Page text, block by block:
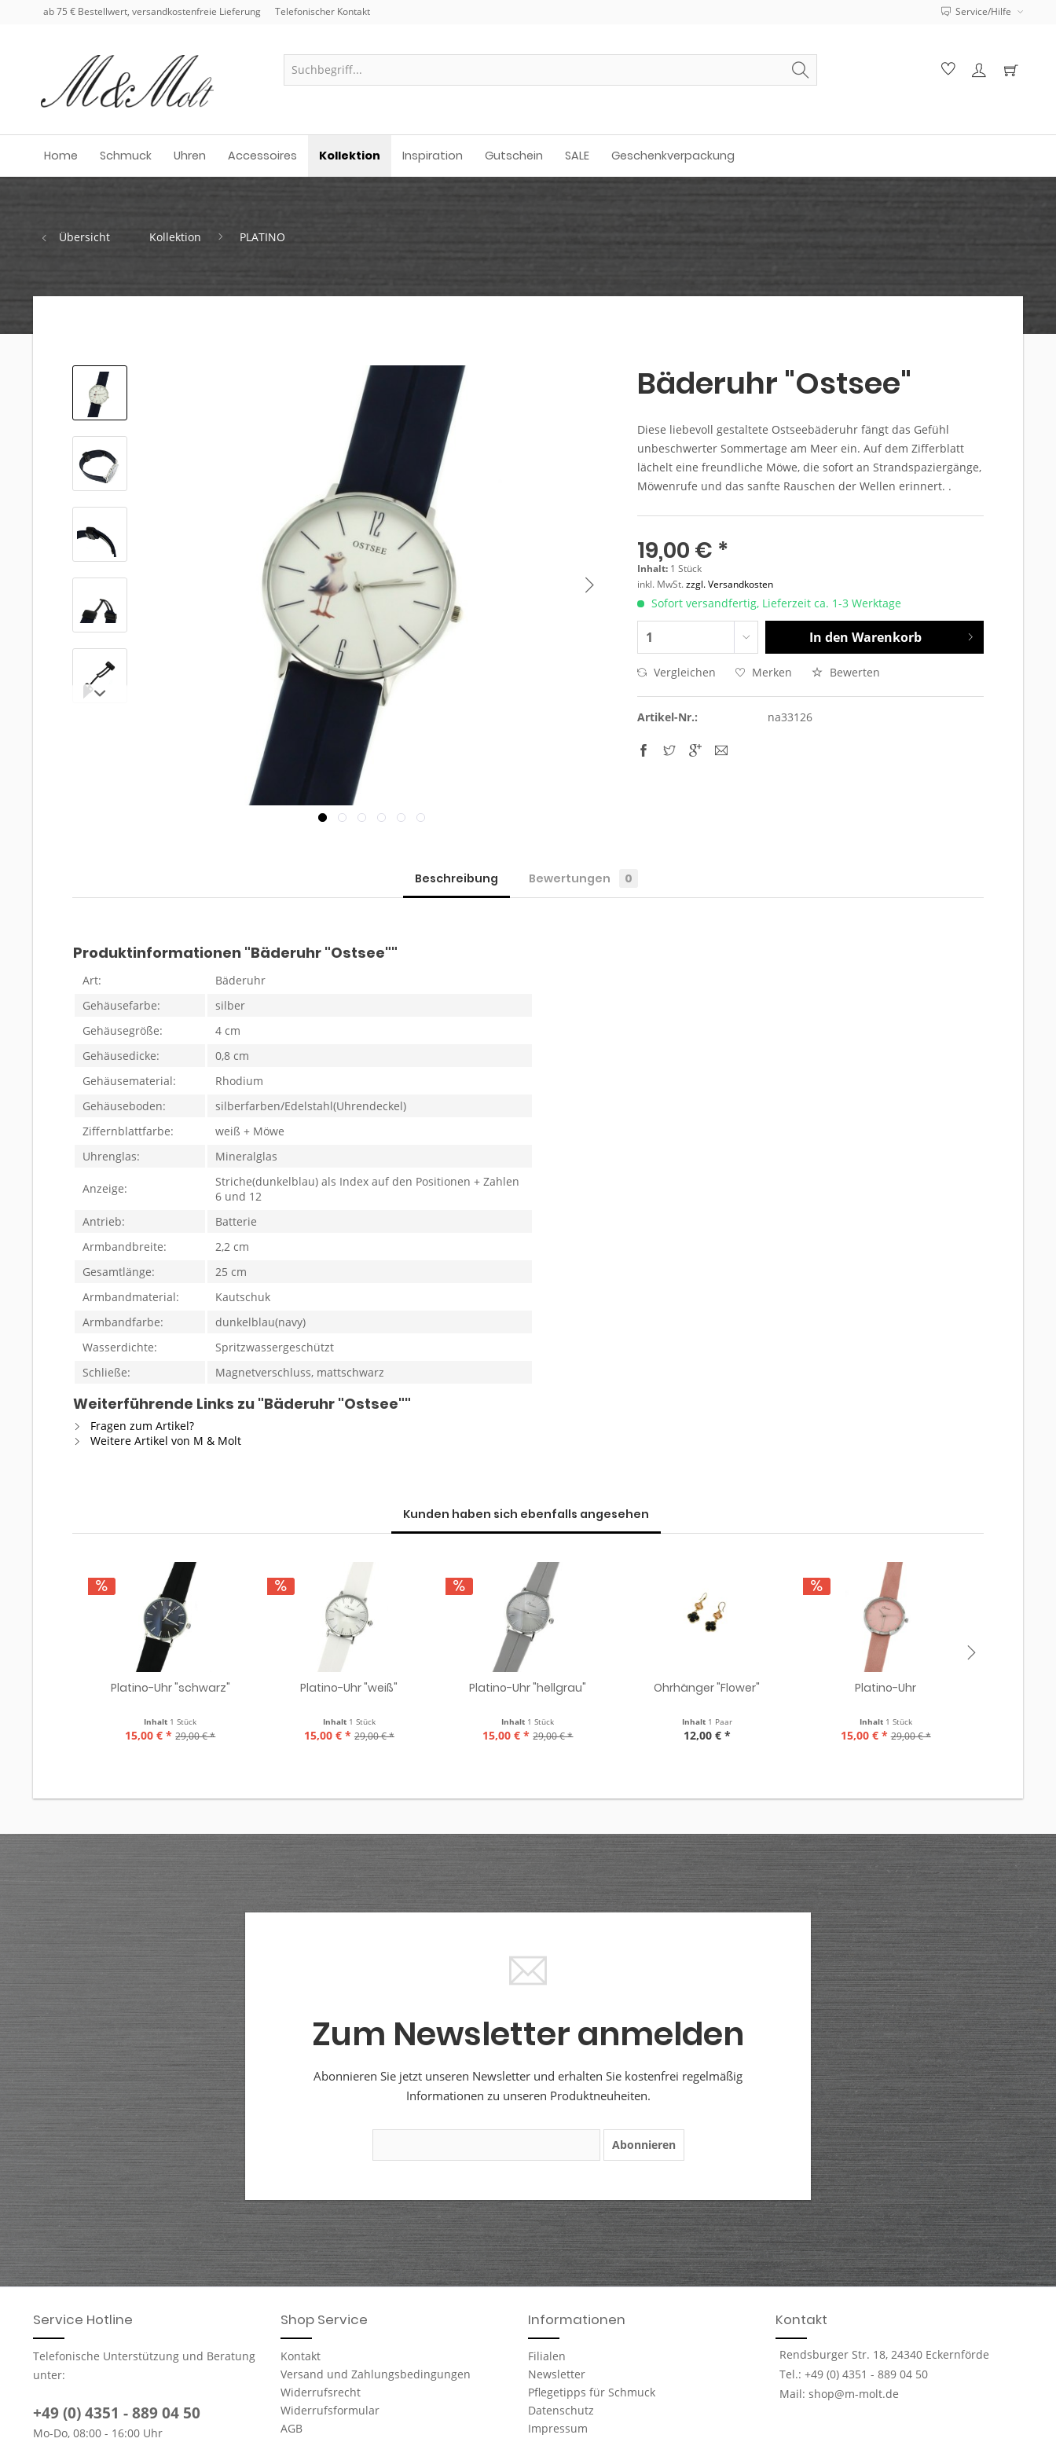
ab 75 € Bestellwert, versandkostenfreie Lieferung Telefonischer Kontakt Service/Hilfe
Home Schmuck Uhren Accessoires Kollektion Inspiration Gutschein SALE Geschenkverpackung
Übersicht Kollektion PLATINO
Bäderuhr "Ostsee"
Diese liebevoll gestaltete Ostseebäderuhr fängt das Gefühl
unbeschwerter Sommertage am Meer ein. Auf dem Zifferblatt
lächelt eine freundliche Möwe, die sofort an Strandspaziergänge,
Möwenrufe und das sanfte Rauschen der Wellen erinnert. .
19,00 € *
Inhalt: 1 Stück
inkl. MwSt.zzgl. Versandkosten
Sofort versandfertig, Lieferzeit ca. 1-3 Werktage
In den Warenkorb
Vergleichen Merken Bewerten
Artikel-Nr.: na33126
Beschreibung Bewertungen 0
Produktinformationen "Bäderuhr "Ostsee""
Art:
Bäderuhr
Gehäusefarbe:
silber
Gehäusegröße:
4 cm
Gehäusedicke:
0,8 cm
Gehäusematerial:
Rhodium
Gehäuseboden:
silberfarben/Edelstahl(Uhrendeckel)
Ziffernblattfarbe:
weiß + Möwe
Uhrenglas:
Mineralglas
Anzeige:
Striche(dunkelblau) als Index auf den Positionen + Zahlen
6 und 12
Antrieb:
Batterie
Armbandbreite:
2,2 cm
Gesamtlänge:
25 cm
Armbandmaterial:
Kautschuk
Armbandfarbe:
dunkelblau(navy)
Wasserdichte:
Spritzwassergeschützt
Schließe:
Magnetverschluss, mattschwarz
Weiterführende Links zu "Bäderuhr "Ostsee""
Fragen zum Artikel?
Weitere Artikel von M & Molt
Kunden haben sich ebenfalls angesehen
Platino-Uhr "schwarz"
Inhalt 1 Stück
15,00 € * 29,00 € *
Platino-Uhr "weiß"
Inhalt 1 Stück
15,00 € * 29,00 € *
Platino-Uhr "hellgrau"
Inhalt 1 Stück
15,00 € * 29,00 € *
Ohrhänger "Flower"
Inhalt 1 Paar
12,00 € *
Platino-Uhr
Inhalt 1 Stück
15,00 € * 29,00 € *
Zum Newsletter anmelden
Abonnieren Sie jetzt unseren Newsletter und erhalten Sie kostenfrei regelmäßig
Informationen zu unseren Produktneuheiten.
Abonnieren
Service Hotline
Telefonische Unterstützung und Beratung
unter:
+49 (0) 4351 - 889 04 50
Mo-Do, 08:00 - 16:00 Uhr
Shop Service
Kontakt
Versand und Zahlungsbedingungen
Widerrufsrecht
Widerrufsformular
AGB
Informationen
Filialen
Newsletter
Pflegetipps für Schmuck
Datenschutz
Impressum
Kontakt
Rendsburger Str. 18, 24340 Eckernförde
Tel.: +49 (0) 4351 - 889 04 50
Mail: shop@m-molt.de